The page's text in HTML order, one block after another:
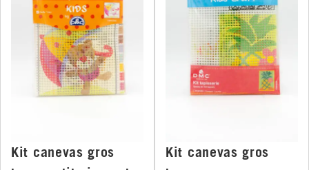
Kit canevas gros
Kit canevas gros